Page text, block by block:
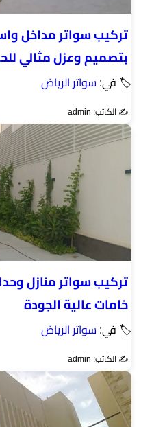
تركيب سواتر مداخل
بتصميم وعزل مثالي
🏷 في: سواتر الرياض
✍️ الكاتب: admin
تركيب سواتر منازل
خامات عالية الجودة
🏷 في: سواتر الرياض
✍️ الكاتب: admin